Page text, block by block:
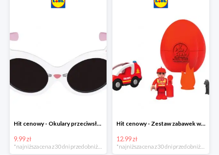
Hit cenowy - Okulary przeciwsłoneczne dla dzieci
9.99 zł
Hit cenowy - Zestaw zabawek w jajku
12.99 zł